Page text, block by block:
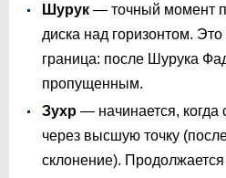
Шурук — точный момент
диска над горизонтом.
граница: после Шурука
пропущенным.
Зухр — начинается, когда
через высшую точку
склонение).